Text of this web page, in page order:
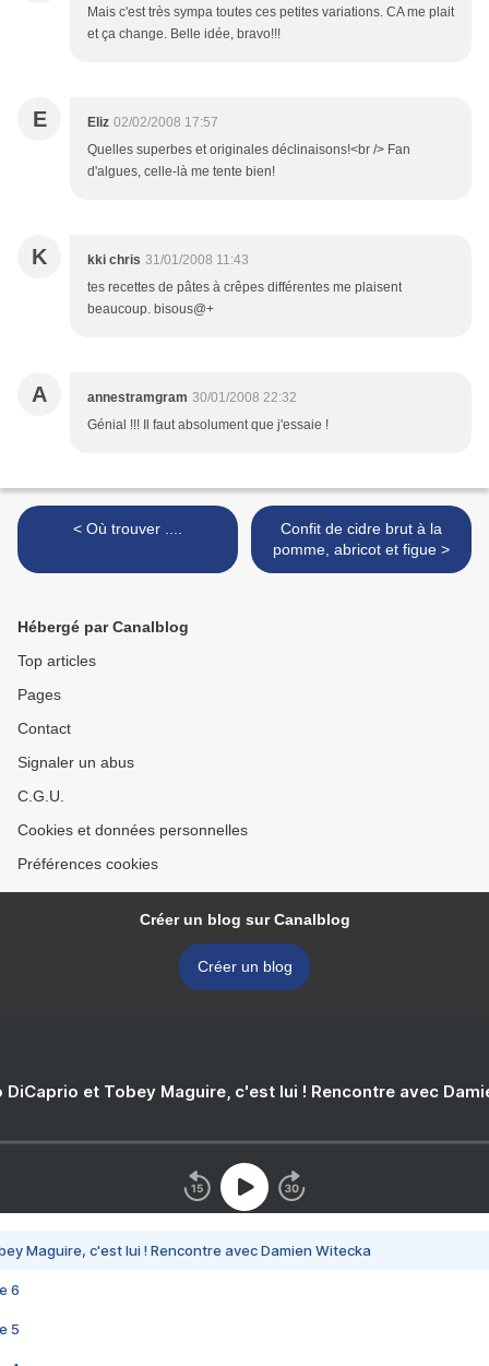
Mais c'est très sympa toutes ces petites variations. CA me plait
et ça change. Belle idée, bravo!!!
E Eliz 02/02/2008 17:57
Quelles superbes et originales déclinaisons!<br /> Fan
d'algues, celle-là me tente bien!
K kki chris 31/01/2008 11:43
tes recettes de pâtes à crêpes différentes me plaisent
beaucoup. bisous@+
A annestramgram 30/01/2008 22:32
Génial !!! Il faut absolument que j'essaie !
< Où trouver ....
Confit de cidre brut à la
pomme, abricot et figue >
Hébergé par Canalblog
Top articles
Pages
Contact
Signaler un abus
C.G.U.
Cookies et données personnelles
Préférences cookies
Créer un blog sur Canalblog
Créer un blog
DiCaprio et Tobey Maguire, c'est lui ! Rencontre avec
Maguire, c'est lui ! Rencontre avec Damien Witecka
6
5